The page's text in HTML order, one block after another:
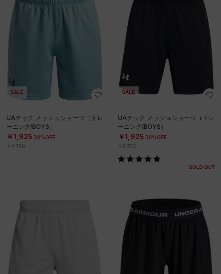
SALE
UAテック メッシュショーツ（トレ
ーニング/BOYS）
￥1,925 30%OFF
￥2,750
SALE
UAテック メッシュショーツ（トレ
ーニング/BOYS）
￥1,925 30%OFF
￥2,750
SOLD OUT